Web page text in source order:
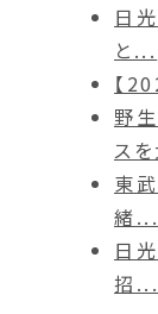
日
と...
【
野
ス
東
緒...
日
招...